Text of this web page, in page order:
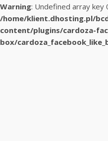
Warning: Undefined array key
/home/klient.dhosting.pl/
content/plugins/cardoza-
box/